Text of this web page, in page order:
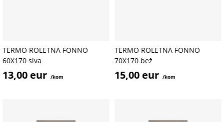
TERMO ROLETNA FONNO
60X170 siva
13,00 eur /kom
TERMO ROLETNA FONNO
70X170 bež
15,00 eur /kom